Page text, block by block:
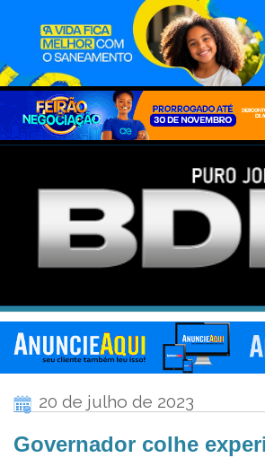
20 de julho de 2023
Governador colhe